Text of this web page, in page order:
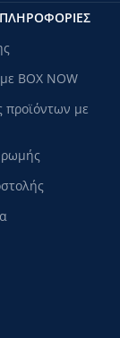
BOX NOW
προϊόντων με